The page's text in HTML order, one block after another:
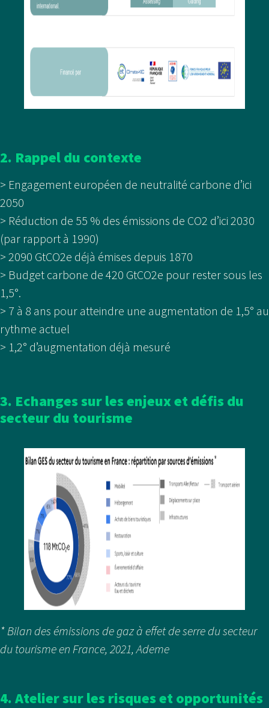
2. Rappel du contexte
> Engagement européen de neutralité carbone d’ici
2050
> Réduction de 55 % des émissions de CO2 d’ici 2030
(par rapport à 1990)
> 2090 GtCO2e déjà émises depuis 1870
> Budget carbone de 420 GtCO2e pour rester sous les
1,5°.
> 7 à 8 ans pour atteindre une augmentation de 1,5° au
rythme actuel
> 1,2° d’augmentation déjà mesuré
3. Echanges sur les enjeux et défis du
secteur du tourisme
* Bilan des émissions de gaz à effet de serre du secteur
du tourisme en France, 2021, Ademe
4. Atelier sur les risques et opportunités